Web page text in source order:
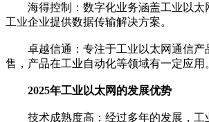
海得控制：数字化业务涵盖工业以太
工业企业提供数据传输解决方案。
卓越信通：专注于工业以太网通信产
售，产品在工业自动化等领域有一定应用
2025年工业以太网的发展优势
技术成熟度高：经过多年的发展，工